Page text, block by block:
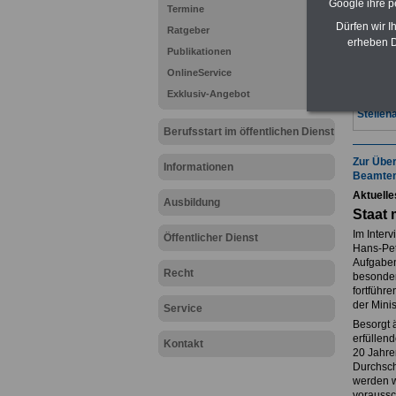
Termine
Ratgeber
Publikationen
OnlineService
Exklusiv-Angebot
Berufsstart im öffentlichen Dienst
Informationen
Ausbildung
Öffentlicher Dienst
Recht
Service
Kontakt
Zur
Staat
Im
Hans-
der
Besorgt
20
werden
Google ihre
Dürfen wir
erheben